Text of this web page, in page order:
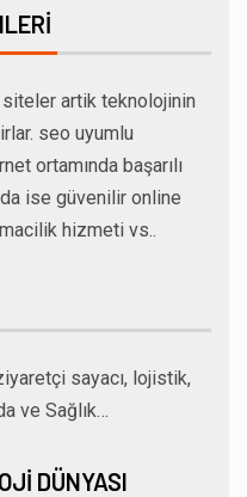
artik teknolojinin
seo uyumlu
ortamında başarılı
ise güvenilir online
hizmeti vs..
sayacı, lojistik,
ve Sağlık…
DÜNYASI